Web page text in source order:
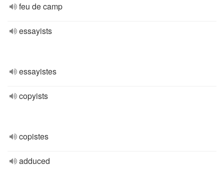
feu de camp
essayists
essayistes
copyists
copistes
adduced